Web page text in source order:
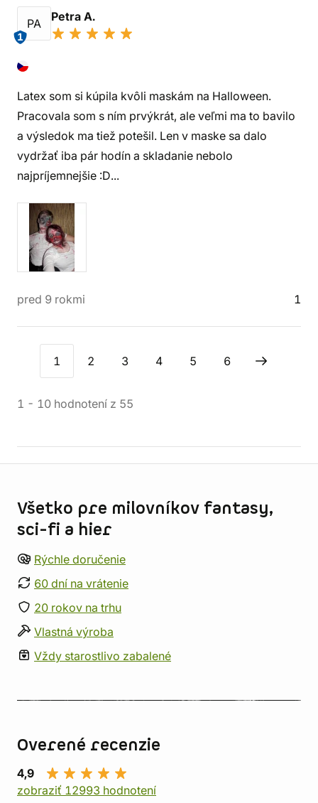
PA
1
Petra A.
Latex som si kúpila kvôli maskám na Halloween.
Pracovala som s ním prvýkrát, ale veľmi ma to bavilo
a výsledok ma tiež potešil. Len v maske sa dalo
vydržať iba pár hodín a skladanie nebolo
najpríjemnejšie :D...
pred 9 rokmi 1
1 2 3 4 5 6
1 - 10 hodnotení z 55
Všetko pre milovníkov fantasy,
sci-fi a hier
Rýchle doručenie
60 dní na vrátenie
20 rokov na trhu
Vlastná výroba
Vždy starostlivo zabalené
Overené recenzie
4,9
zobraziť 12993 hodnotení